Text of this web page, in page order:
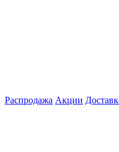
Распродажа Акции